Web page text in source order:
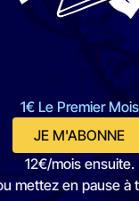
1€ Le Premier Mois
JE M'ABONNE
12€/mois ensuite.
mettez en pause à